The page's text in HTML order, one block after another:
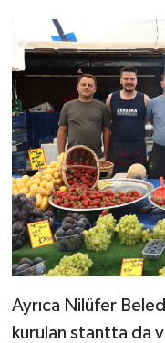
Ayrıca Nilüfer
kurulan stantta da